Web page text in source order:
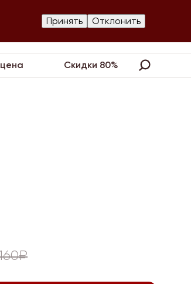
Контакты
Скидки 80%
Принять Отклонить